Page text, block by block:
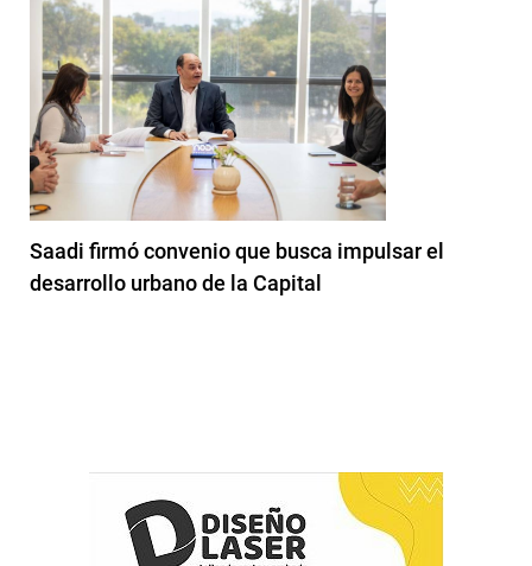
Saadi firmó convenio que busca impulsar el
desarrollo urbano de la Capital